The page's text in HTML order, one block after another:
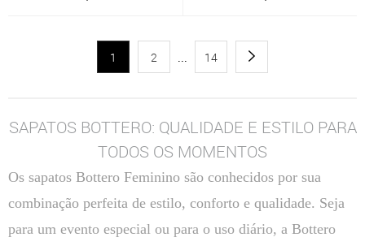
1 2 ... 14
SAPATOS BOTTERO: QUALIDADE E ESTILO PARA
TODOS OS MOMENTOS
Os sapatos Bottero Feminino são conhecidos por sua
combinação perfeita de estilo, conforto e qualidade. Seja
para um evento especial ou para o uso diário, a Bottero